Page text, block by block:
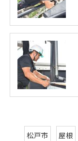
松戸市 屋根